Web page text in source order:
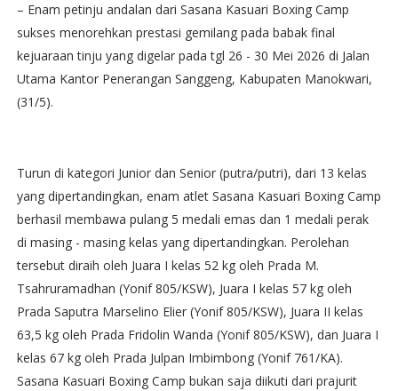
– Enam petinju andalan dari Sasana Kasuari Boxing Camp
sukses menorehkan prestasi gemilang pada babak final
kejuaraan tinju yang digelar pada tgl 26 - 30 Mei 2026 di Jalan
Utama Kantor Penerangan Sanggeng, Kabupaten Manokwari,
(31/5).
Turun di kategori Junior dan Senior (putra/putri), dari 13 kelas
yang dipertandingkan, enam atlet Sasana Kasuari Boxing Camp
berhasil membawa pulang 5 medali emas dan 1 medali perak
di masing - masing kelas yang dipertandingkan. Perolehan
tersebut diraih oleh Juara I kelas 52 kg oleh Prada M.
Tsahruramadhan (Yonif 805/KSW), Juara I kelas 57 kg oleh
Prada Saputra Marselino Elier (Yonif 805/KSW), Juara II kelas
63,5 kg oleh Prada Fridolin Wanda (Yonif 805/KSW), dan Juara I
kelas 67 kg oleh Prada Julpan Imbimbong (Yonif 761/KA).
Sasana Kasuari Boxing Camp bukan saja diikuti dari prajurit